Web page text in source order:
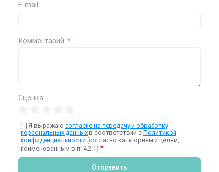
E-mail:
Комментарий: *
Оценка:
Я выражаю согласие на передачу и обработку
персональных данных в соответствии с Политикой
конфиденциальности (согласно категориям и целям,
поименованным в п. 4.2.1) *
Отправить